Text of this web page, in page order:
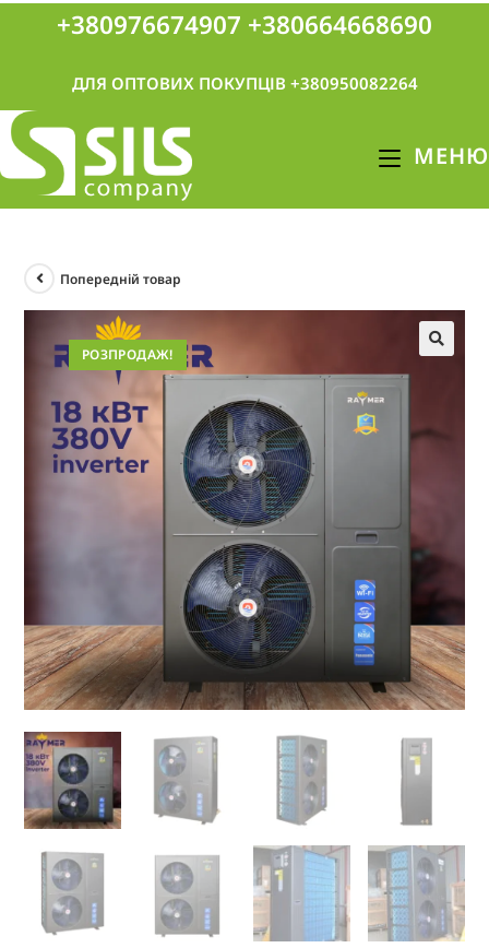
+380976674907 +380664668690
ДЛЯ ОПТОВИХ ПОКУПЦІВ +380950082264
МЕНЮ
РОЗПРОДАЖ!
Попередній товар